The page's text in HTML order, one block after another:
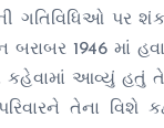
ગતિવિધિઓ પર
બરાબર 1946 માં
કહેવામાં આવ્યું હતું
તેના વિશે